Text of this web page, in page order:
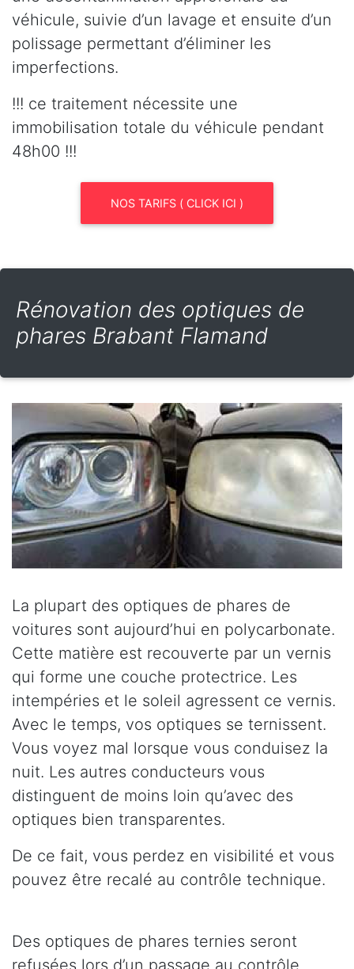
véhicule, suivie d’un lavage et ensuite d’un
polissage permettant d’éliminer les
imperfections.
!!! ce traitement nécessite une
immobilisation totale du véhicule pendant
48h00 !!!
NOS TARIFS ( CLICK ICI )
Rénovation des optiques de
phares Brabant Flamand
La plupart des optiques de phares de
voitures sont aujourd’hui en polycarbonate.
Cette matière est recouverte par un vernis
qui forme une couche protectrice. Les
intempéries et le soleil agressent ce vernis.
Avec le temps, vos optiques se ternissent.
Vous voyez mal lorsque vous conduisez la
nuit. Les autres conducteurs vous
distinguent de moins loin qu’avec des
optiques bien transparentes.
De ce fait, vous perdez en visibilité et vous
pouvez être recalé au contrôle technique.
Des optiques de phares ternies seront